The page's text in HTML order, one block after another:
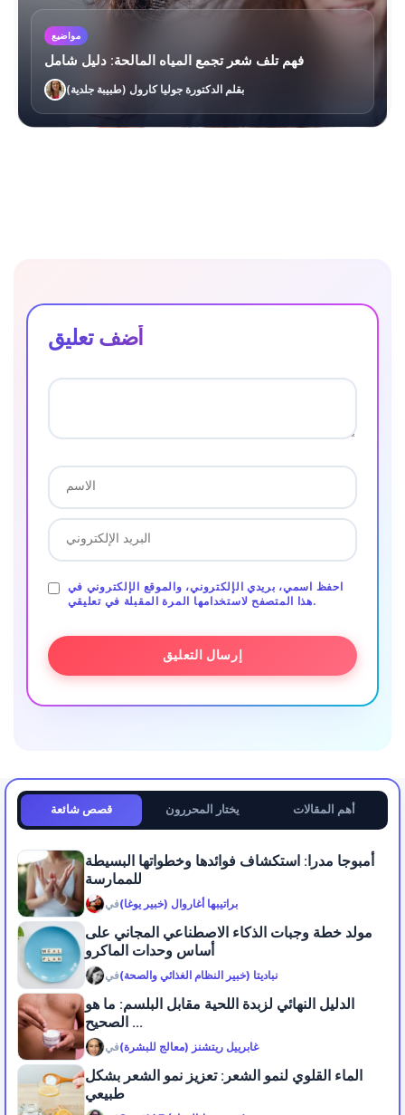
مواضيع
فهم تلف شعر تجمع المياه المالحة: دليل شامل
بقلم الدكتورة جوليا كارول (طبيبة جلدية)
أضف تعليق
احفظ اسمي، بريدي الإلكتروني، والموقع الإلكتروني في
هذا المتصفح لاستخدامها المرة المقبلة في تعليقي.
قصص شائعة يختار المحررون أهم المقالات
أمبوجا مدرا: استكشاف فوائدها وخطواتها البسيطة
للممارسة
فيبراتيبها أغاروال (خبير يوغا)
مولد خطة وجبات الذكاء الاصطناعي المجاني على
أساس وحدات الماكرو
فينباديتا (خبير النظام الغذائي والصحة)
الدليل النهائي لزبدة اللحية مقابل البلسم: ما هو
الصحيح ...
فيغابرييل ريتشنز (معالج للبشرة)
الماء القلوي لنمو الشعر: تعزيز نمو الشعر بشكل
طبيعي